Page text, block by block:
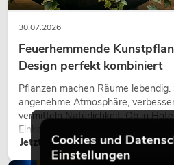
30.07.2026
Feuerhemmende
Design perfekt kombiniert
Pflanzen machen Räume
angenehme Atmosphäre,
vermitteln Natürlichkeit. Ob in
Einkaufszentren, Bürogebäuden
eine hochwertige Begrünung
modernen Raumkonzept.
Jetzt lesenCookies und
Einstellungen